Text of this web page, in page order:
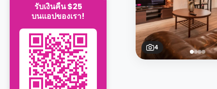
4
รับเงินคืน $25
บนแอปของเรา!